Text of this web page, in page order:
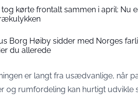
tog kørte frontalt sammen i april: Nu
Borg Høiby sidder med Norges
du allerede
er langt fra usædvanlige, når
og rumfordeling kan hurtigt udvikle